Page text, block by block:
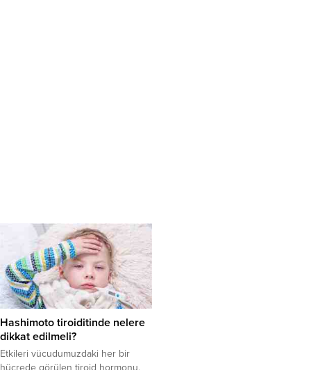
Hashimoto tiroiditinde nelere
dikkat edilmeli?
Etkileri vücudumuzdaki her bir